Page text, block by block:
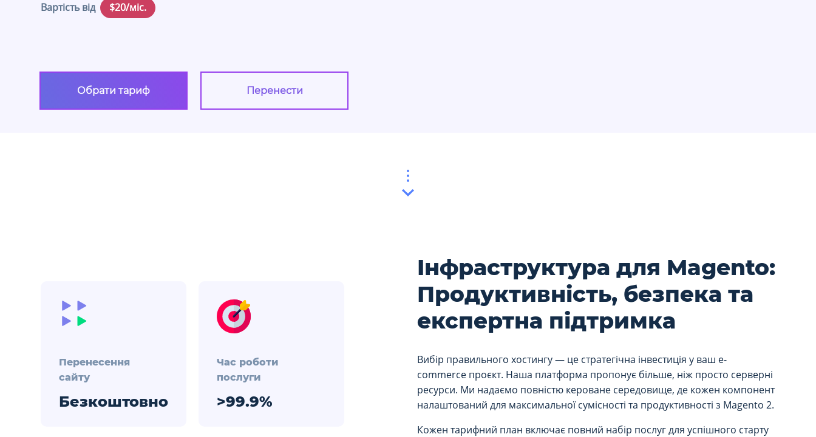
Вартість від $20/міс.
Обрати тариф Перенести
Інфраструктура для Magento:
Продуктивність, безпека та
експертна підтримка
Вибір правильного хостингу — це стратегічна інвестиція у ваш e-
commerce проєкт. Наша платформа пропонує більше, ніж просто серверні
ресурси. Ми надаємо повністю кероване середовище, де кожен компонент
налаштований для максимальної сумісності та продуктивності з Magento 2.
Кожен тарифний план включає повний набір послуг для успішного старту
Перенесення
сайту
Безкоштовно
Час роботи
послуги
>99.9%